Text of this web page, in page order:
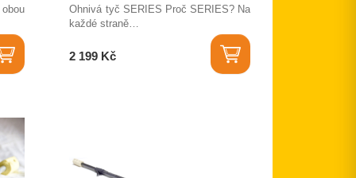
Ohnivá tyč SERIES Proč SERIES? Na
každé straně…
2 199 Kč